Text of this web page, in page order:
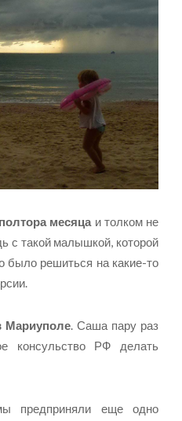
месяца и толком не
с такой малышкой, которой
было решиться на какие-то
Мариуполе. Саша пару раз
консульство РФ делать
предприняли еще одно